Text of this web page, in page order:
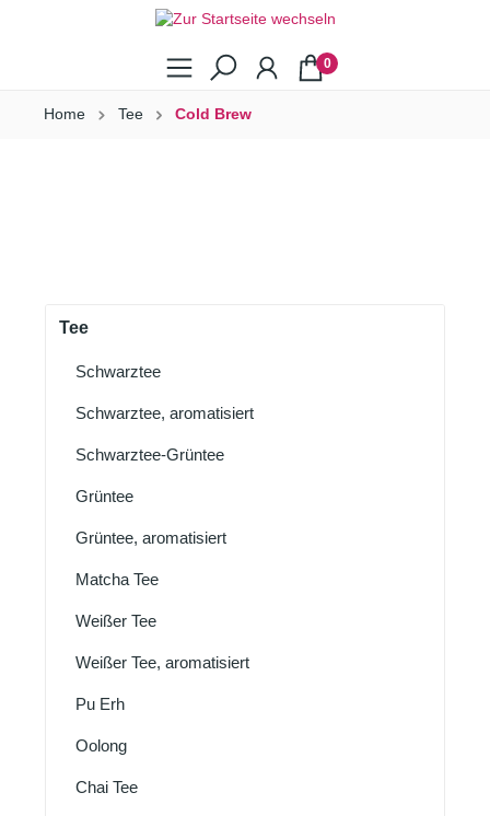
0
Home Tee Cold Brew
Tee
Schwarztee
Schwarztee, aromatisiert
Schwarztee-Grüntee
Grüntee
Grüntee, aromatisiert
Matcha Tee
Weißer Tee
Weißer Tee, aromatisiert
Pu Erh
Oolong
Chai Tee